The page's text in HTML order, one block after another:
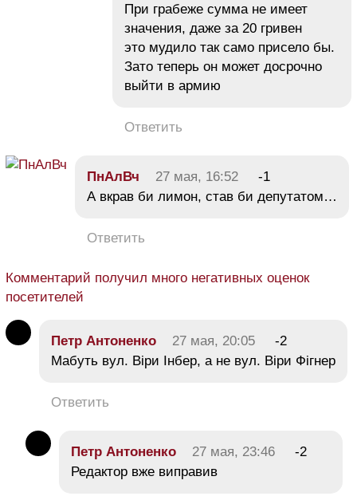
При грабеже сумма не имеет
значения, даже за 20 гривен
это мудило так само присело бы.
Зато теперь он может досрочно
выйти в армию
Ответить
ПнАлВч 27 мая, 16:52
-1
А вкрав би лимон, став би депутатом…
Ответить
Комментарий получил много негативных оценок
посетителей
Петр Антоненко 27 мая, 20:05
-2
Мабуть вул. Віри Інбер, а не вул. Віри Фігнер
Ответить
Петр Антоненко 27 мая, 23:46
-2
Редактор вже виправив